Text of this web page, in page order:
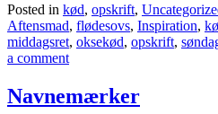
Posted in kød, opskrift,
Aftensmad, flødesovs, Inspiration,
middagsret, oksekød, opskrift,
a comment
Navnemærker